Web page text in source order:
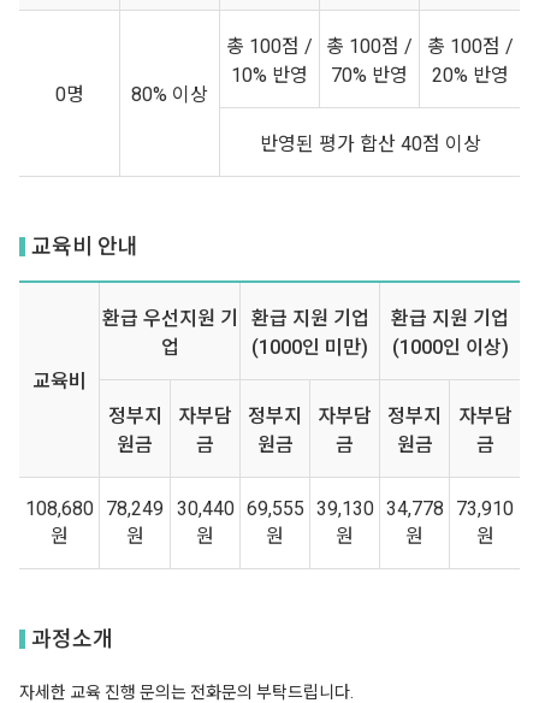
0명 80% 이상
총 100점 /
10% 반영
총 100점 /
70% 반영
총 100점 /
20% 반영
반영된 평가 합산 40점 이상
교육비 안내
교육비
환급 우선지원 기
업
환급 지원 기업
(1000인 미만)
환급 지원 기업
(1000인 이상)
정부지
원금
자부담
금
정부지
원금
자부담
금
정부지
원금
자부담
금
108,680
원
78,249
원
30,440
원
69,555
원
39,130
원
34,778
원
73,910
원
과정소개
자세한 교육 진행 문의는 전화문의 부탁드립니다.